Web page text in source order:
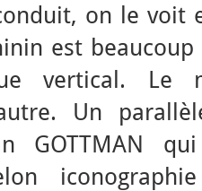
on le voit
est beaucoup
vertical. Le
Un
GOTTMAN